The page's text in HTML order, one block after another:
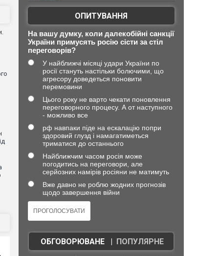
ОПИТУВАННЯ
На вашу думку, коли далекобійні санкції
України примусять росію сісти за стіл
переговорів?
У найближчі місяці удари України по
росії стануть настільки болючими, що
агресору доведеться поновити
перемовини
Цього року не варто чекати поновлення
переговорного процесу. А от наступного
- можливо все
рф навпаки піде на ескалацію попри
здоровий глузд і намагатиметься
триматися до останнього
Найближчим часом росія може
погодитись на переговори, але
серйозних намірів росіяни не матимуть
Вже давно не роблю жодних прогнозів
щодо завершення війни
ОБГОВОРЮВАНЕ| ПОПУЛЯРНЕ